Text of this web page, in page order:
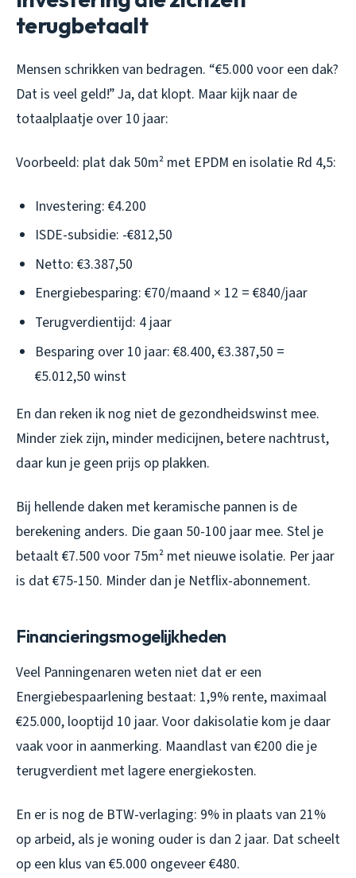
terugbetaalt
Mensen schrikken van bedragen. “€5.000 voor een dak?
Dat is veel geld!” Ja, dat klopt. Maar kijk naar de
totaalplaatje over 10 jaar:
Voorbeeld: plat dak 50m² met EPDM en isolatie Rd 4,5:
Investering: €4.200
ISDE-subsidie: -€812,50
Netto: €3.387,50
Energiebesparing: €70/maand × 12 = €840/jaar
Terugverdientijd: 4 jaar
Besparing over 10 jaar: €8.400, €3.387,50 =
€5.012,50 winst
En dan reken ik nog niet de gezondheidswinst mee.
Minder ziek zijn, minder medicijnen, betere nachtrust,
daar kun je geen prijs op plakken.
Bij hellende daken met keramische pannen is de
berekening anders. Die gaan 50-100 jaar mee. Stel je
betaalt €7.500 voor 75m² met nieuwe isolatie. Per jaar
is dat €75-150. Minder dan je Netflix-abonnement.
Financieringsmogelijkheden
Veel Panningenaren weten niet dat er een
Energiebespaarlening bestaat: 1,9% rente, maximaal
€25.000, looptijd 10 jaar. Voor dakisolatie kom je daar
vaak voor in aanmerking. Maandlast van €200 die je
terugverdient met lagere energiekosten.
En er is nog de BTW-verlaging: 9% in plaats van 21%
op arbeid, als je woning ouder is dan 2 jaar. Dat scheelt
op een klus van €5.000 ongeveer €480.